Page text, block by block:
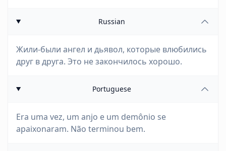
Russian
Жили-были ангел и дьявол, которые влюбились
друг в друга. Это не закончилось хорошо.
Portuguese
Era uma vez, um anjo e um demônio se
apaixonaram. Não terminou bem.